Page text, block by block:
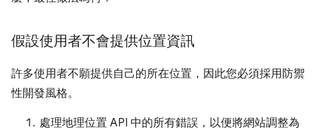
假設使用者不會提供位置資訊
許多使用者不願提供自己的所在位置，因此您必須採用防禦
性開發風格。
處理地理位置 API 中的所有錯誤，以便將網站調整為